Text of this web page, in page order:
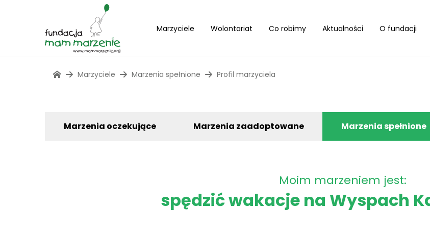
Marzyciele Wolontariat Co robimy Aktualności O fundacji
Marzyciele Marzenia spełnione Profil marzyciela
Marzenia oczekujące Marzenia zaadoptowane Marzenia spełnione
Moim marzeniem jest:
spędzić wakacje na Wyspach